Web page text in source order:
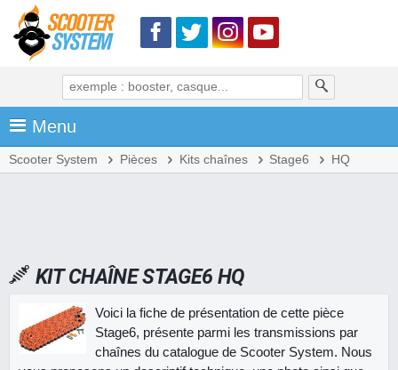
Menu
Scooter System Pièces Kits chaînes Stage6 HQ
KIT CHAÎNE STAGE6 HQ
Voici la fiche de présentation de cette pièce
Stage6, présente parmi les transmissions par
chaînes du catalogue de Scooter System. Nous